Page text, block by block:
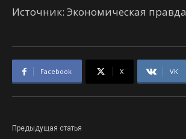
Источник: Экономическая правда
Facebook X VK
Предыдущая статья